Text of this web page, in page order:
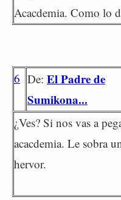
Acacdemia. Como lo
6 De: El Padre de
Sumikona...
¿Ves? Si nos vas a
acacdemia. Le sobra
hervor.